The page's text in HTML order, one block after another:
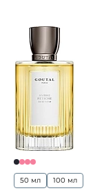
50 мл 100 мл